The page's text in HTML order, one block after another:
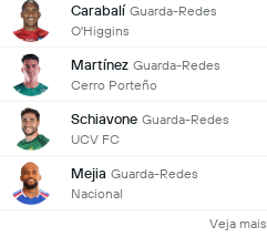
Carabalí Guarda-Redes
O'Higgins
Martínez Guarda-Redes
Cerro Porteño
Schiavone Guarda-Redes
UCV FC
Mejia Guarda-Redes
Nacional
Veja mais